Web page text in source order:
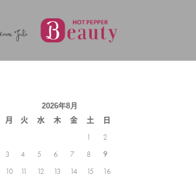
2026年8月
月 火 水 木 金 土
日
1
2
3
4 5 6 7 8
9
10
11 12 13 14 15
16